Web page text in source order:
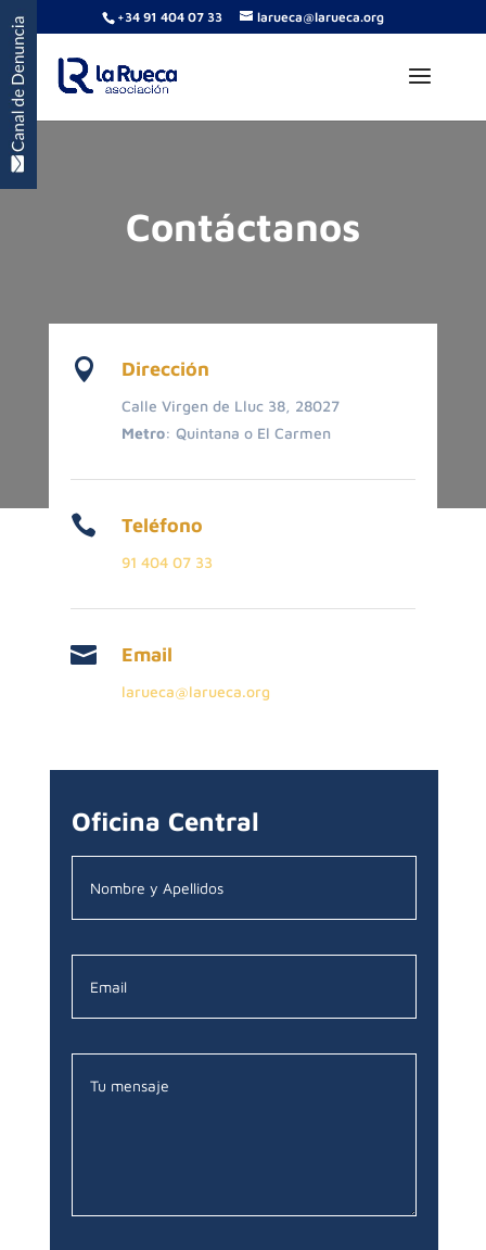
+34 91 404 07 33 larueca@larueca.org
Contáctanos
 Dirección
Calle Virgen de Lluc 38, 28027
Metro: Quintana o El Carmen
 Teléfono
91 404 07 33
 Email
larueca@larueca.org
Oficina Central